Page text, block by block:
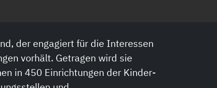
der engagiert für die Interessen
vorhält. Getragen wird sie
in 450 Einrichtungen der Kinder-